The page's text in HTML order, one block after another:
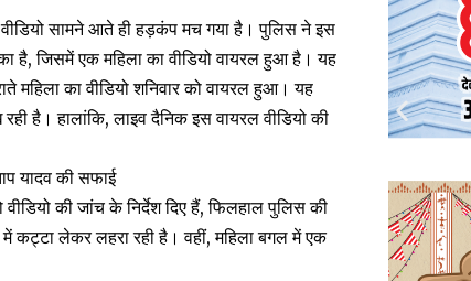
वीडियो सामने आते ही हड़कंप मच गया है। पुलिस ने इस
है, जिसमें एक महिला का वीडियो वायरल हुआ है। यह
महिला का वीडियो शनिवार को वायरल हुआ। यह
है। हालांकि, लाइव दैनिक इस वायरल वीडियो की
यादव की सफाई
वीडियो की जांच के निर्देश दिए हैं, फिलहाल पुलिस की
में कट्टा लेकर लहरा रही है। वहीं, महिला बगल में एक